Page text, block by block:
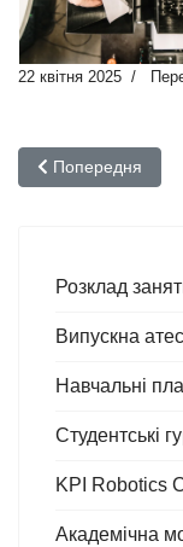
22 квітня 2025
Попередня
Попередня
Розклад
Випускна
Навчальні
Студентські
KPI Robotics
Академічна